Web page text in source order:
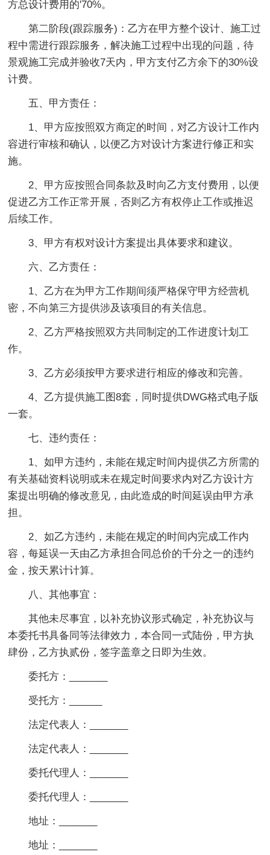
方总设计费用的'70%。
第二阶段(跟踪服务)：乙方在甲方整个设计、施工过
程中需进行跟踪服务，解决施工过程中出现的问题，待
景观施工完成并验收7天内，甲方支付乙方余下的30%设
计费。
五、甲方责任：
1、甲方应按照双方商定的时间，对乙方设计工作内
容进行审核和确认，以便乙方对设计方案进行修正和实
施。
2、甲方应按照合同条款及时向乙方支付费用，以便
促进乙方工作正常开展，否则乙方有权停止工作或推迟
后续工作。
3、甲方有权对设计方案提出具体要求和建议。
六、乙方责任：
1、乙方在为甲方工作期间须严格保守甲方经营机
密，不向第三方提供涉及该项目的有关信息。
2、乙方严格按照双方共同制定的工作进度计划工
作。
3、乙方必须按甲方要求进行相应的修改和完善。
4、乙方提供施工图8套，同时提供DWG格式电子版
一套。
七、违约责任：
1、如甲方违约，未能在规定时间内提供乙方所需的
有关基础资料说明或未在规定时间要求内对乙方设计方
案提出明确的修改意见，由此造成的时间延误由甲方承
担。
2、如乙方违约，未能在规定的时间内完成工作内
容，每延误一天由乙方承担合同总价的千分之一的违约
金，按天累计计算。
八、其他事宜：
其他未尽事宜，以补充协议形式确定，补充协议与
本委托书具备同等法律效力，本合同一式陆份，甲方执
肆份，乙方执贰份，签字盖章之日即为生效。
委托方：_______
受托方：______
法定代表人：_______
法定代表人：_______
委托代理人：_______
委托代理人：_______
地址：_______
地址：_______